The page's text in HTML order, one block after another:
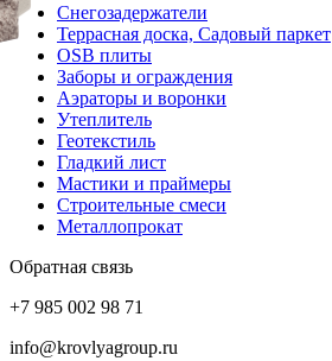
Снегозадержатели
Террасная доска, Садовый паркет
OSB плиты
Заборы и ограждения
Аэраторы и воронки
Утеплитель
Геотекстиль
Гладкий лист
Мастики и праймеры
Строительные смеси
Металлопрокат
Обратная связь
+7 985 002 98 71
info@krovlyagroup.ru